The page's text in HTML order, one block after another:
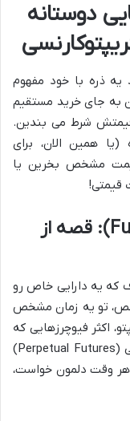
دوستانه
یه ذره با خود مفهوم
به جای خرید مستقیم
شرط می بندین.
همین الان، برای
قیمت مشخص بخرین یا
قیمتی!
قرارداد آتی (Futures Contract): قصه از
که یه دارایی خاص رو
تو یه زمان مشخص
اکثر فیوچرزهایی که
ما باهاشون سروکار داریم، قراردادهای دائمی (Perpetual Futures)
هر وقت دلمون خواست،